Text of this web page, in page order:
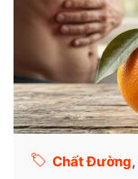
Chất Đường,